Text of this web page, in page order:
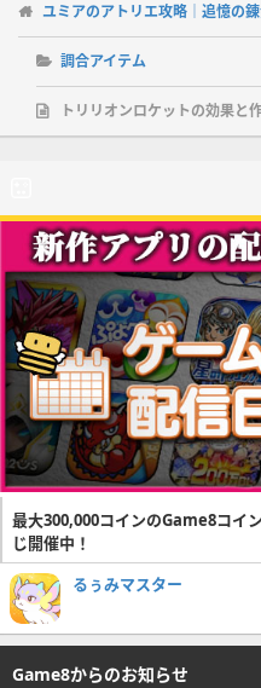
ユミアのアトリエ攻略｜追憶の
調合アイテム
トリリオンロケットの効果と
最大300,000コインのGame8コイ
じ開催中！
るぅみマスター
Game8からのお知らせ